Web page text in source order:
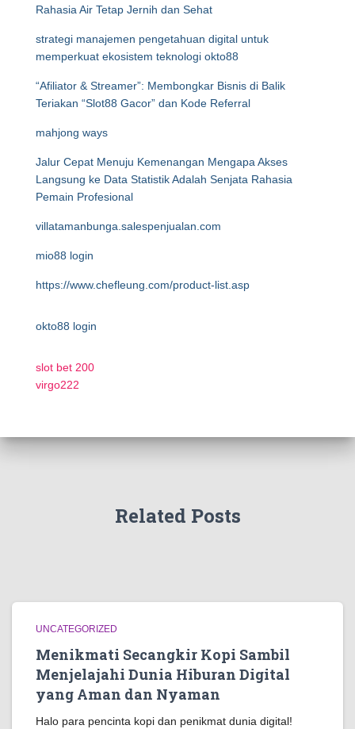
Rahasia Air Tetap Jernih dan Sehat
strategi manajemen pengetahuan digital untuk
memperkuat ekosistem teknologi okto88
“Afiliator & Streamer”: Membongkar Bisnis di Balik
Teriakan “Slot88 Gacor” dan Kode Referral
mahjong ways
Jalur Cepat Menuju Kemenangan Mengapa Akses
Langsung ke Data Statistik Adalah Senjata Rahasia
Pemain Profesional
villatamanbunga.salespenjualan.com
mio88 login
https://www.chefleung.com/product-list.asp
okto88 login
slot bet 200
virgo222
Related Posts
UNCATEGORIZED
Menikmati Secangkir Kopi Sambil
Menjelajahi Dunia Hiburan Digital
yang Aman dan Nyaman
Halo para pencinta kopi dan penikmat dunia digital!